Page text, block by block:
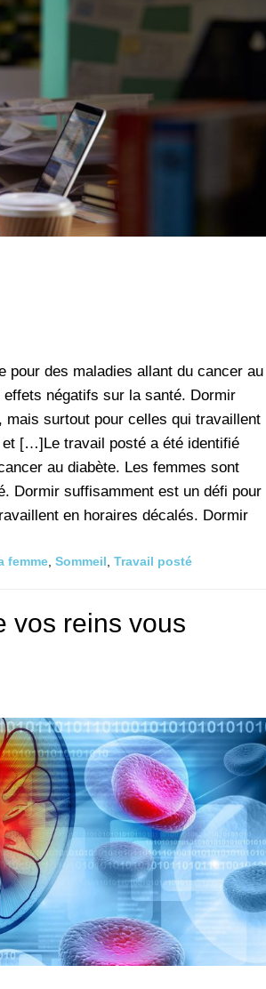
pour des maladies allant du cancer au
négatifs sur la santé. Dormir
surtout pour celles qui travaillent
[…]Le travail posté a été identifié
au diabète. Les femmes sont
Dormir suffisamment est un défi pour
en horaires décalés. Dormir
femme Sommeil Travail posté
vos reins vous